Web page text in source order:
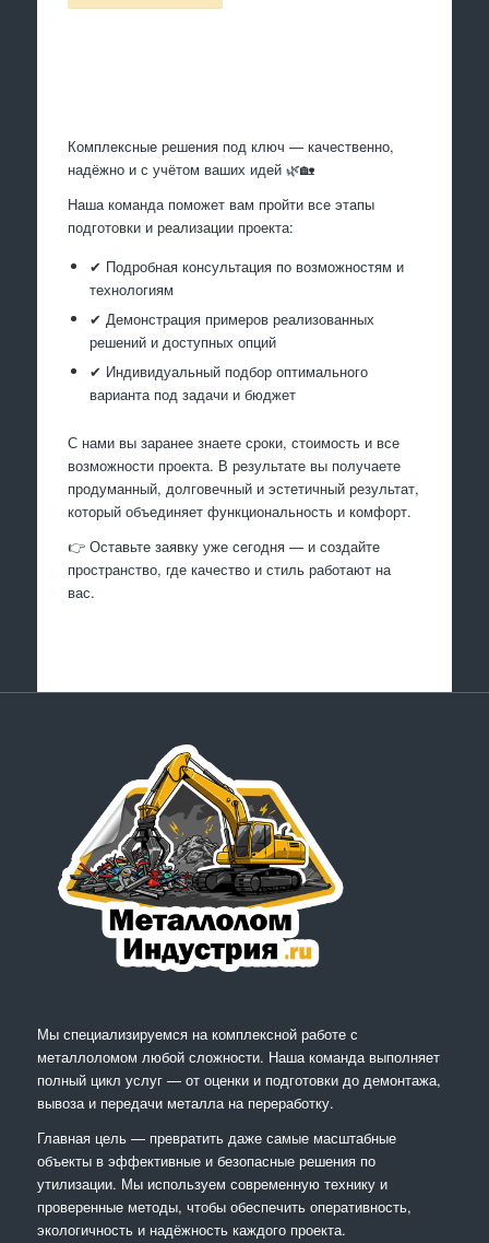
Комплексные решения под ключ — качественно,
надёжно и с учётом ваших идей 🌿🏡
Наша команда поможет вам пройти все этапы
подготовки и реализации проекта:
✔ Подробная консультация по возможностям и
технологиям
✔ Демонстрация примеров реализованных
решений и доступных опций
✔ Индивидуальный подбор оптимального
варианта под задачи и бюджет
С нами вы заранее знаете сроки, стоимость и все
возможности проекта. В результате вы получаете
продуманный, долговечный и эстетичный результат,
который объединяет функциональность и комфорт.
👉 Оставьте заявку уже сегодня — и создайте
пространство, где качество и стиль работают на
вас.
Мы специализируемся на комплексной работе с
металлоломом любой сложности. Наша команда выполняет
полный цикл услуг — от оценки и подготовки до демонтажа,
вывоза и передачи металла на переработку.
Главная цель — превратить даже самые масштабные
объекты в эффективные и безопасные решения по
утилизации. Мы используем современную технику и
проверенные методы, чтобы обеспечить оперативность,
экологичность и надёжность каждого проекта.